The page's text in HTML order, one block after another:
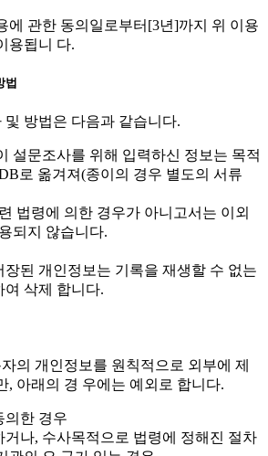
에 관한 동의일로부터[3년]까지 위 이용
용됩니 다.
법
방법은 다음과 같습니다.
설문조사를 위해 입력하신 정보는 목적
로 옮겨져(종이의 경우 별도의 서류
법령에 의한 경우가 아니고서는 이외
되지 않습니다.
된 개인정보는 기록을 재생할 수 없는
여 삭제 합니다.
의 개인정보를 원칙적으로 외부에 제
, 아래의 경 우에는 예외로 합니다.
의한 경우
거나, 수사목적으로 법령에 정해진 절차